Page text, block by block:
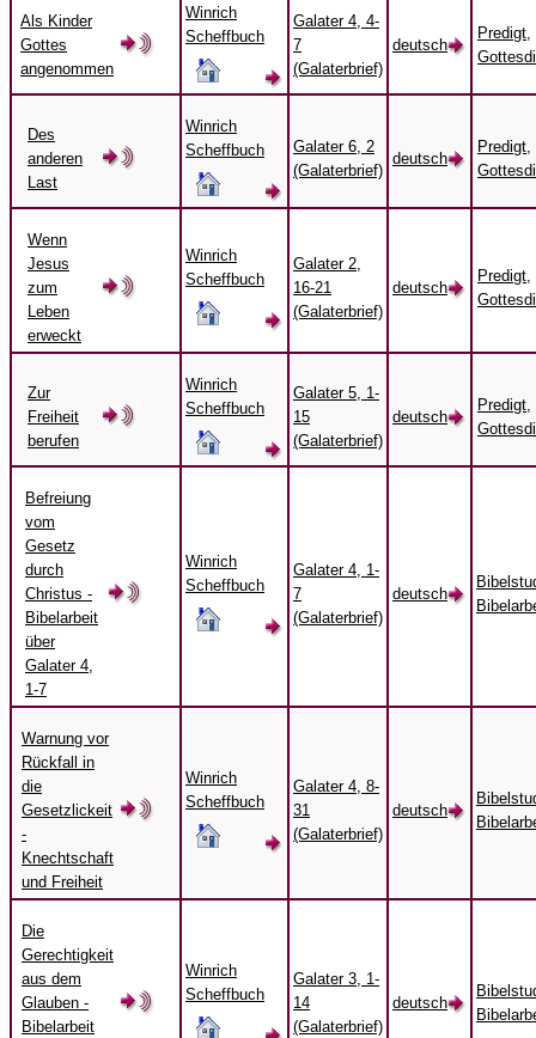
Als Kinder
Gottes
angenommen
Winrich
Scheffbuch
Galater 4, 4-
7
(Galaterbrief)
deutsch
Predigt,
Des
anderen
Last
Winrich
Scheffbuch
Galater 6, 2
(Galaterbrief)
deutsch
Predigt,
Wenn
Jesus
zum
Leben
erweckt
Winrich
Scheffbuch
Galater 2,
16-21
(Galaterbrief)
deutsch
Predigt,
Zur
Freiheit
berufen
Winrich
Scheffbuch
Galater 5, 1-
15
(Galaterbrief)
deutsch
Predigt,
Befreiung
vom
Gesetz
durch
Christus -
Bibelarbeit
über
Galater 4,
1-7
Winrich
Scheffbuch
Galater 4, 1-
7
(Galaterbrief)
deutsch
Warnung vor
Rückfall in
die
Gesetzlickeit
-
Knechtschaft
und Freiheit
Winrich
Scheffbuch
Galater 4, 8-
31
(Galaterbrief)
deutsch
Die
Gerechtigkeit
aus dem
Glauben -
Bibelarbeit
Winrich
Scheffbuch
Galater 3, 1-
14
(Galaterbrief)
deutsch